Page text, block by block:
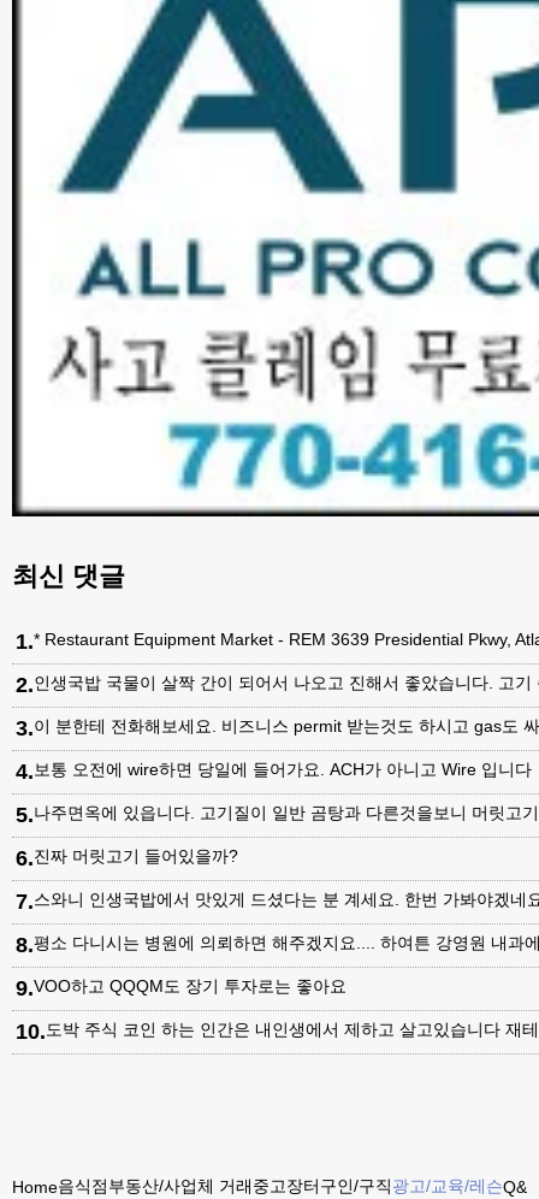
최신 댓글
1.* Restaurant Equipment Market - REM 3639 Presidential Pkwy,
2.인생국밥 국물이 살짝 간이 되어서 나오고 진해서 좋았습니다. 고
3.이 분한테 전화해보세요. 비즈니스 permit 받는것도 하시고 gas도
4.보통 오전에 wire하면 당일에 들어가요. ACH가 아니고 Wire 입니다
5.나주면옥에 있읍니다. 고기질이 일반 곰탕과 다른것을보니 머릿고
6.진짜 머릿고기 들어있을까?
7.스와니 인생국밥에서 맛있게 드셨다는 분 계세요. 한번 가봐야겠네
8.평소 다니시는 병원에 의뢰하면 해주겠지요.... 하여튼 강영원 내과
9.VOO하고 QQQM도 장기 투자로는 좋아요
10.도박 주식 코인 하는 인간은 내인생에서 제하고 살고있습니다 재
Home음식점부동산/사업체 거래중고장터구인/구직광고/교육/레슨Q&A